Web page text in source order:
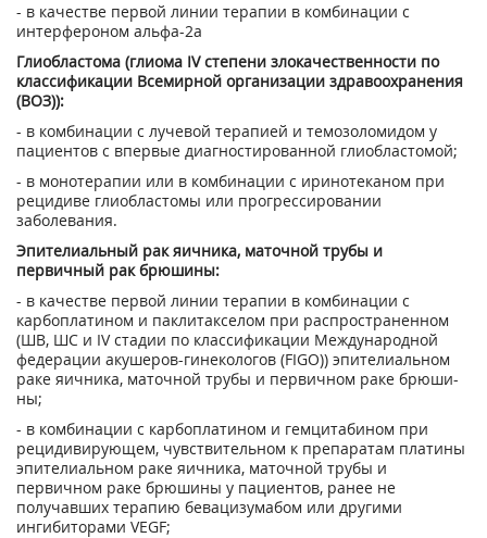
- в качестве первой линии терапии в ком­бинации с
интерфероном альфа-2а
Глиобластома (глиома IV степени злокаче­ственности по
классификации Всемирной организации здравоохранения
(ВОЗ)):
- в комбинации с лучевой терапией и темозоломидом у
пациентов с впервые диагностированной глиобластомой;
- в монотерапии или в комбинации с иринотеканом при
рецидиве глиобластомы или прогрессировании
заболевания.
Эпителиальный рак яичника, маточной трубы и
первичный рак брюшины:
- в качестве первой линии терапии в ком­бинации с
карбоплатином и паклитакселом при распространенном
(ШВ, ШС и IV стадии по классификации Международ­ной
федерации акушеров-гинекологов (FIGO)) эпителиальном
раке яичника, ма­точной трубы и первичном раке брюши­
ны;
- в комбинации с карбоплатином и гемцитабином при
рецидивирующем, чувстви­тельном к препаратам платины
эпители­альном раке яичника, маточной трубы и
первичном раке брюшины у пациентов, ранее не
получавших терапию бевацизумабом или другими
ингибиторами VEGF;